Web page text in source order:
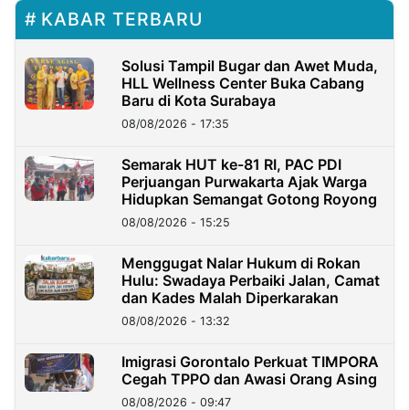
KABAR TERBARU
Solusi Tampil Bugar dan Awet Muda,
HLL Wellness Center Buka Cabang
Baru di Kota Surabaya
08/08/2026 - 17:35
Semarak HUT ke-81 RI, PAC PDI
Perjuangan Purwakarta Ajak Warga
Hidupkan Semangat Gotong Royong
08/08/2026 - 15:25
Menggugat Nalar Hukum di Rokan
Hulu: Swadaya Perbaiki Jalan, Camat
dan Kades Malah Diperkarakan
08/08/2026 - 13:32
Imigrasi Gorontalo Perkuat TIMPORA
Cegah TPPO dan Awasi Orang Asing
08/08/2026 - 09:47